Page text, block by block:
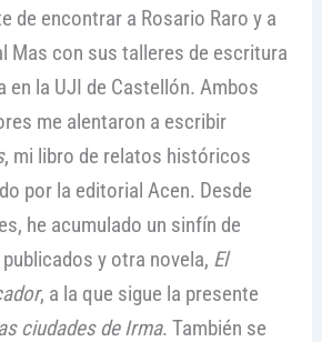
de encontrar a Rosario Raro y a
Mas con sus talleres de escritura
en la UJI de Castellón. Ambos
me alentaron a escribir
, mi libro de relatos históricos
por la editorial Acen. Desde
he acumulado un sinfín de
y otra novela, El
, a la que sigue la presente
ciudades de Irma. También se